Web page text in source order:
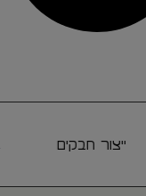
ייצור חבקים